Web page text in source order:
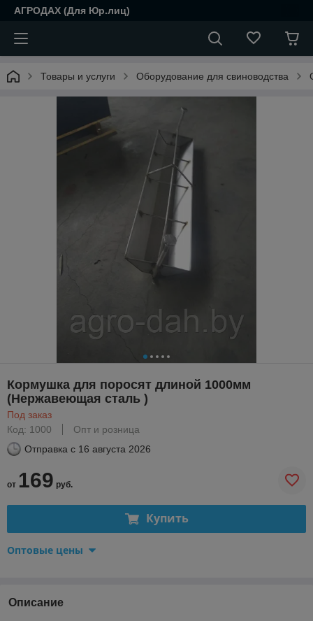
АГРОДАХ (Для Юр.лиц)
Товары и услуги Оборудование для свиноводства
Кормушка для поросят длиной 1000мм
(Нержавеющая сталь )
Под заказ
Код: 1000
Опт и розница
Отправка с 16 августа 2026
от 169 руб.
Купить
Оптовые цены
Описание